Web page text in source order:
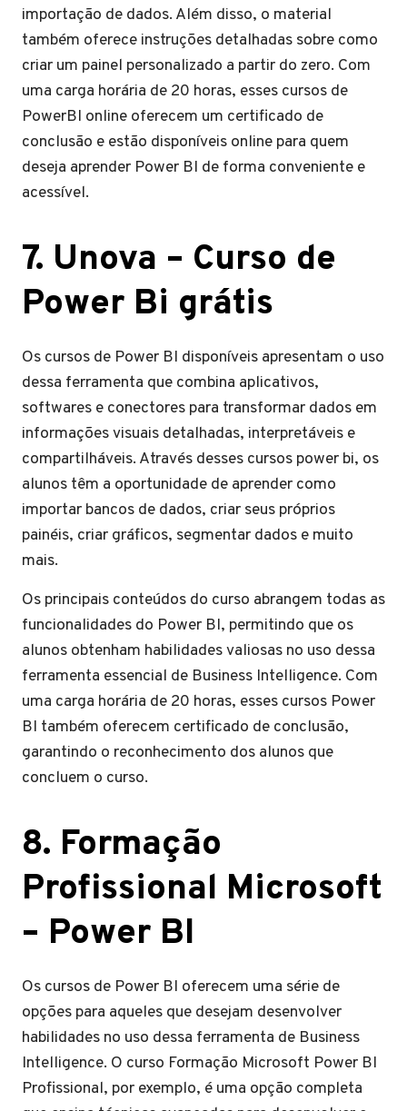
importação de dados. Além disso, o material
também oferece instruções detalhadas sobre como
criar um painel personalizado a partir do zero. Com
uma carga horária de 20 horas, esses cursos de
PowerBI online oferecem um certificado de
conclusão e estão disponíveis online para quem
deseja aprender Power BI de forma conveniente e
acessível.
7. Unova – Curso de
Power Bi grátis
Os cursos de Power BI disponíveis apresentam o uso
dessa ferramenta que combina aplicativos,
softwares e conectores para transformar dados em
informações visuais detalhadas, interpretáveis e
compartilháveis. Através desses cursos power bi, os
alunos têm a oportunidade de aprender como
importar bancos de dados, criar seus próprios
painéis, criar gráficos, segmentar dados e muito
mais.
Os principais conteúdos do curso abrangem todas as
funcionalidades do Power BI, permitindo que os
alunos obtenham habilidades valiosas no uso dessa
ferramenta essencial de Business Intelligence. Com
uma carga horária de 20 horas, esses cursos Power
BI também oferecem certificado de conclusão,
garantindo o reconhecimento dos alunos que
concluem o curso.
8. Formação
Profissional Microsoft
– Power BI
Os cursos de Power BI oferecem uma série de
opções para aqueles que desejam desenvolver
habilidades no uso dessa ferramenta de Business
Intelligence. O curso Formação Microsoft Power BI
Profissional, por exemplo, é uma opção completa